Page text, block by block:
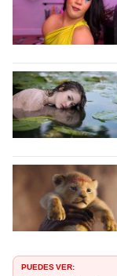
PUEDES VER: